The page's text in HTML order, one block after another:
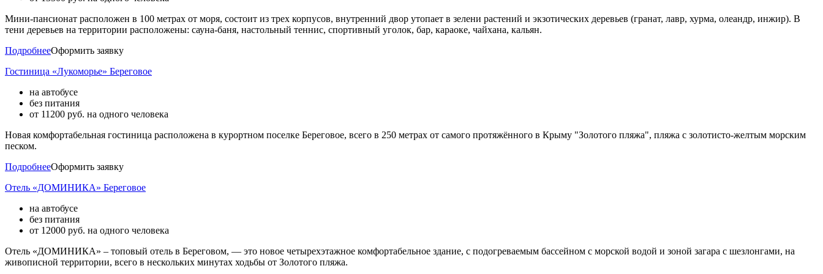
Мини-пансионат расположен в 100 метрах от моря, состоит из трех корпусов, внутренний двор утопает в зелени растений и экзотических деревьев (гранат, лавр, хурма, олеандр, инжир). В
тени деревьев на территории расположены: сауна-баня, настольный теннис, спортивный уголок, бар, караоке, чайхана, кальян.
ПодробнееОформить заявку
Гостиница «Лукоморье» Береговое
на автобусе
без питания
от 11200 руб. на одного человека
Новая комфортабельная гостиница расположена в курортном поселке Береговое, всего в 250 метрах от самого протяжённого в Крыму "Золотого пляжа", пляжа с золотисто-желтым морским
песком.
ПодробнееОформить заявку
Отель «ДОМИНИКА» Береговое
на автобусе
без питания
от 12000 руб. на одного человека
Отель «ДОМИНИКА» – топовый отель в Береговом, — это новое четырехэтажное комфортабельное здание, с подогреваемым бассейном с морской водой и зоной загара с шезлонгами, на
живописной территории, всего в нескольких минутах ходьбы от Золотого пляжа.